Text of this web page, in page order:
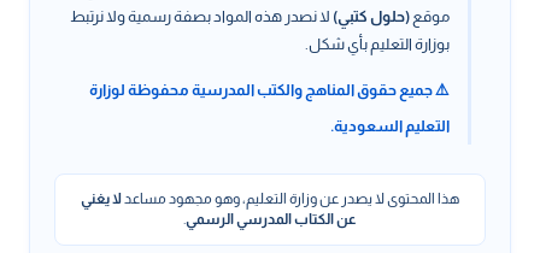
موقع (حلول كتبي) لا نصدر هذه المواد بصفة رسمية ولا نرتبط
بوزارة التعليم بأي شكل.
⚠️ جميع حقوق المناهج والكتب المدرسية محفوظة لوزارة
التعليم السعودية.
هذا المحتوى لا يصدر عن وزارة التعليم، وهو مجهود مساعدلا يغني
عن الكتاب المدرسي الرسمي.